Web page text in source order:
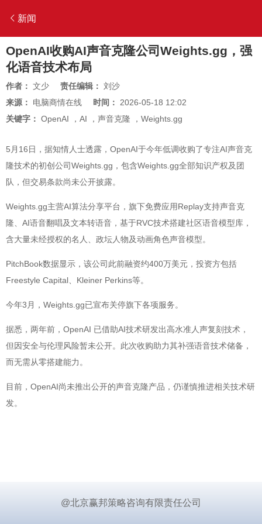
新闻
OpenAI收购AI声音克隆公司Weights.gg，强
化语音技术布局
作者： 文少 责任编辑： 刘沙
来源： 电脑商情在线 时间： 2026-05-18 12:02
关键字： OpenAI ， AI ， 声音克隆 ， Weights.gg
5月16日，据知情人士透露，OpenAI于今年低调收购了专注AI声音克
隆技术的初创公司Weights.gg，包含Weights.gg全部知识产权及团
队，但交易条款尚未公开披露。
Weights.gg主营AI算法分享平台，旗下免费应用Replay支持声音克
隆、AI语音翻唱及文本转语音，基于RVC技术搭建社区语音模型库，
含大量未经授权的名人、政坛人物及动画角色声音模型。
PitchBook数据显示，该公司此前融资约400万美元，投资方包括
Freestyle Capital、Kleiner Perkins等。
今年3月，Weights.gg已宣布关停旗下各项服务。
据悉，两年前，OpenAI 已借助AI技术研发出高水准人声复刻技术，
但因安全与伦理风险暂未公开。此次收购助力其补强语音技术储备，
而无需从零搭建能力。
目前，OpenAI尚未推出公开的声音克隆产品，仍谨慎推进相关技术研
发。
@北京赢邦策略咨询有限责任公司